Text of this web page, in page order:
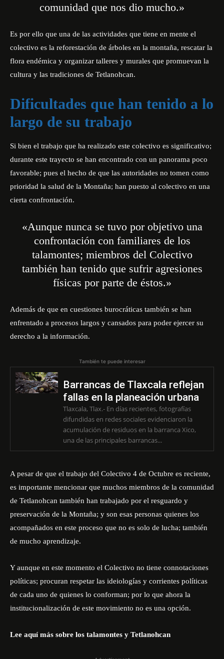
comunidad que nos dio mucho.»
Es por ello que una de las actividades que tiene en mente el
colectivo es la reforestación de árboles en la montaña, rescatar la
flora endémica y organizar talleres y murales que promuevan la
cultura y las tradiciones de Tetlanohcan.
Dificultades que han tenido a lo
largo de su trabajo
Si bien el trabajo que ha realizado este colectivo es significativo;
durante este trayecto se han encontrado con un panorama poco
favorable; pues el hecho de que las autoridades no tomen como
prioridad la salud de la Montaña; han puesto al colectivo en una
cierta confrontación.
«Aunque nunca se tuvo por objetivo una
confrontación con familiares de los
talamontes; miembros del Colectivo
también han tenido que sufrir agresiones
físicas por parte de éstos.»
Además de que en cuestiones burocráticas también se han
enfrentado a procesos largos y cansados para poder ejercer su
derecho a la información.
También te puede interesar
Barrancas de Tlaxcala reflejan
fallas en la planeación urbana
Tlaxcala, Tlax.- En días recientes, fotografías
difundidas en redes sociales evidenciaron la
acumulación de residuos en la barranca Xico,
una de las principales barrancas...
A pesar de que el trabajo del Colectivo 4 de Octubre es reciente,
es importante mencionar que muchos miembros de la comunidad
de Tetlanohcan también han trabajado por el resguardo y
preservación de la Montaña; y son esas personas quienes los
acompañados en este proceso que no es solo de lucha; también
de mucho aprendizaje.
Y aunque en este momento el Colectivo no tiene connotaciones
políticas; procuran respetar las ideiologías y corrientes políticas
de cada uno de quienes lo conforman; por lo que ahora la
institucionalización de este movimiento no es una opción.
Lee aquí más sobre los talamontes y Tetlanohcan